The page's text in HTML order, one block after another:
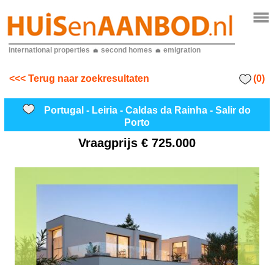
international properties second homes emigration
<<< Terug naar zoekresultaten (0)
Portugal - Leiria - Caldas da Rainha - Salir do
Porto
Vraagprijs € 725.000